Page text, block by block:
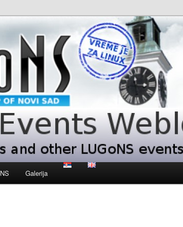
Weblog
events
Galerija